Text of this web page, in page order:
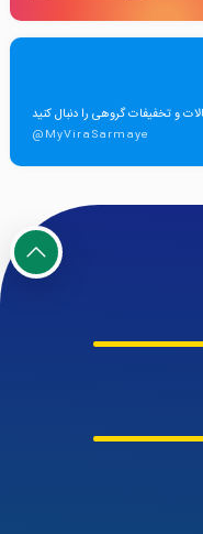
و تخفیفات گروهی را دنبال کنید
@MyViraSarmaye